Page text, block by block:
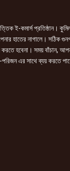
ই-কমার্স প্রতিষ্ঠান।
হাতের নাগালে। সঠিক
হবেনা। সময় বাঁচান,
এর সাথে ব্যয় করতে